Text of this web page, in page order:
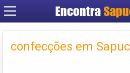
Encontra
Criar
confecções em